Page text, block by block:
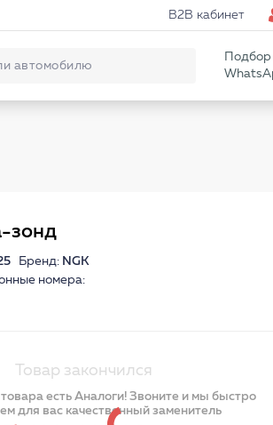
B2B кабинет
Подбор
зонд
Бренд: NGK
номера:
Товар закончился
товара есть Аналоги! Звоните и мы быстро
для вас качественный заменитель